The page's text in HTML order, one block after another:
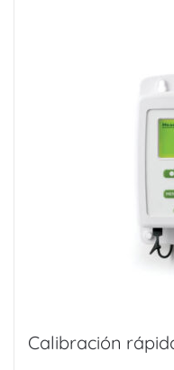
Calibración